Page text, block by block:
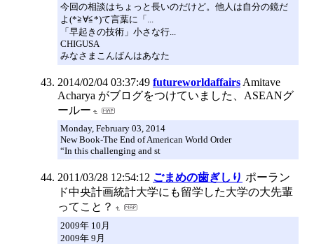
今回の相談はちょっと長いのだけど。他人は自分の鏡だ
よ(*≧∀≦*)て言葉に「...
「早起きの技術」小さな行...
CHIGUSA
みなさまこんばんはあなた
2014/02/04 03:37:49 futureworldaffairs Amitave
Acharya がブログをつけていました、ASEANグ
ールー
Monday, February 03, 2014
New Book-The End of American World Order
“In this challenging and st
2011/03/28 12:54:12 ごまめの歯ぎしり ポーラン
ド中央計画統計大学にも留学した大学の大先輩
ってこと？
2009年 10月
2009年 9月